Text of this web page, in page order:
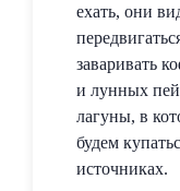
ехать, они
заваривать
и лунных
лагуны, в
будем
источниках.